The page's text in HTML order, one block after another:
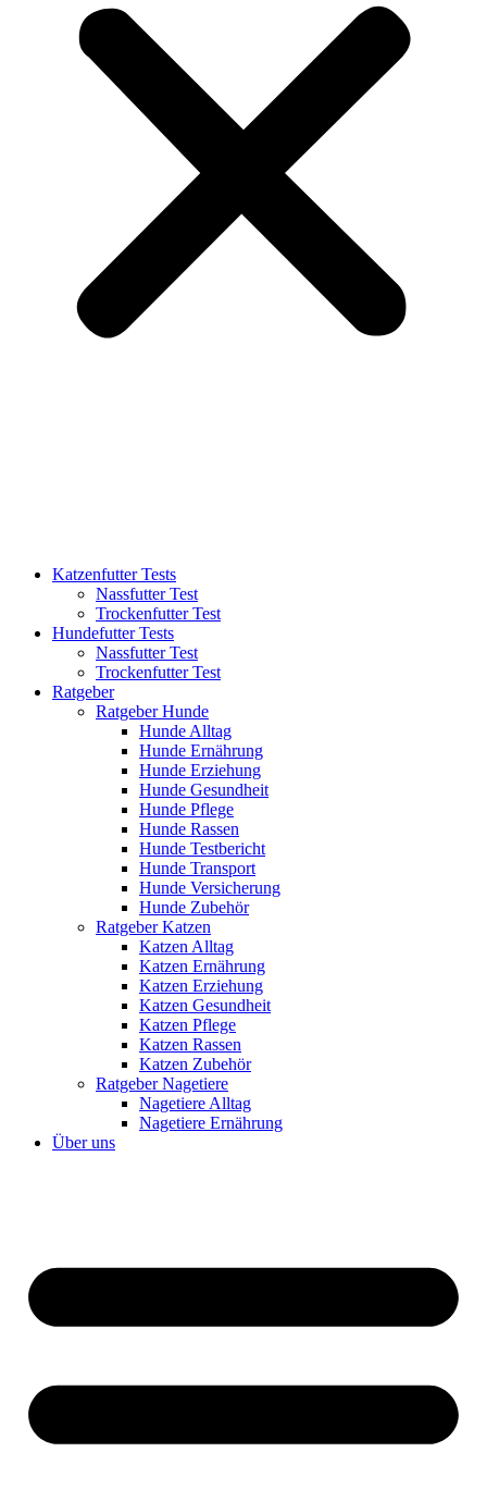
Katzenfutter Tests
Nassfutter Test
Trockenfutter Test
Hundefutter Tests
Nassfutter Test
Trockenfutter Test
Ratgeber
Ratgeber Hunde
Hunde Alltag
Hunde Ernährung
Hunde Erziehung
Hunde Gesundheit
Hunde Pflege
Hunde Rassen
Hunde Testbericht
Hunde Transport
Hunde Versicherung
Hunde Zubehör
Ratgeber Katzen
Katzen Alltag
Katzen Ernährung
Katzen Erziehung
Katzen Gesundheit
Katzen Pflege
Katzen Rassen
Katzen Zubehör
Ratgeber Nagetiere
Nagetiere Alltag
Nagetiere Ernährung
Über uns